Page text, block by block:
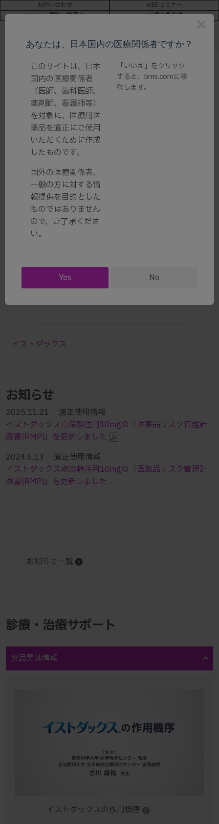
お問い合わせ
WEBセミナー
リモート面談・説明会
新規会員登録
/領域情報 / 血液がん・血液疾患 / 末梢性T細胞リンパ腫
末梢性T細胞リンパ腫
末梢性T細胞リンパ腫 - PTCL
関連製品
各薬剤のご使用にあたっては電子添文をご確認ください
イストダックス
お知らせ
2025.11.21 適正使用情報
イストダックス点滴静注用10mgの「医薬品リスク管理計
画書(RMP)」を更新しました
2024.6.13 適正使用情報
イストダックス点滴静注用10mgの「医薬品リスク管理計
画書(RMP)」を更新しました
お知らせ一覧
診療・治療サポート
製品関連情報
イストダックスの作用機序
あなたは、日本国内の医療関係者ですか？
このサイトは、日本
国内の医療関係者
（医師、歯科医師、
薬剤師、看護師等）
を対象に、医療用医
薬品を適正にご使用
いただくために作成
したものです。
国外の医療関係者、
一般の方に対する情
報提供を目的とした
ものではありません
ので、ご了承くださ
い。
「いいえ」をクリック
すると、 bms.comに移
動します。
Yes No